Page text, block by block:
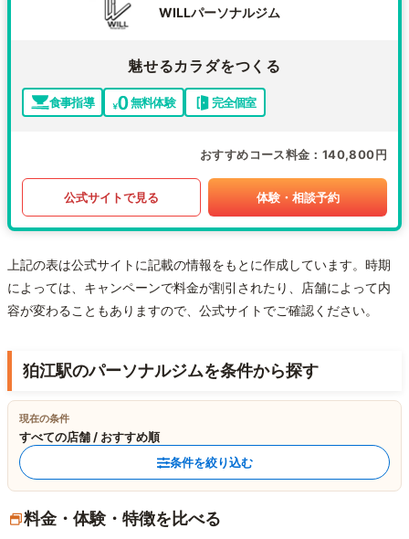
WILLパーソナルジム
魅せるカラダをつくる
食事指導 無料体験 完全個室
おすすめコース料金 140,800円
公式サイトで見る 体験・相談予約
上記の表は公式サイトに記載の情報をもとに作成しています。時期
によっては、キャンペーンで料金が割引されたり、店舗によって内
容が変わることもありますので、公式サイトでご確認ください。
狛江駅のパーソナルジムを条件から探す
現在の条件
すべての店舗 / おすすめ順
条件を絞り込む
料金・体験・特徴を比べる